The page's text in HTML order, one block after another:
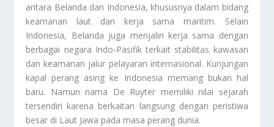
antara Belanda dan Indonesia, khususnya dalam bidang
keamanan laut dan kerja sama maritim. Selain
Indonesia, Belanda juga menjalin kerja sama dengan
berbagai negara Indo-Pasifik terkait stabilitas kawasan
dan keamanan jalur pelayaran internasional. Kunjungan
kapal perang asing ke Indonesia memang bukan hal
baru. Namun nama De Ruyter memiliki nilai sejarah
tersendiri karena berkaitan langsung dengan peristiwa
besar di Laut Jawa pada masa perang dunia.